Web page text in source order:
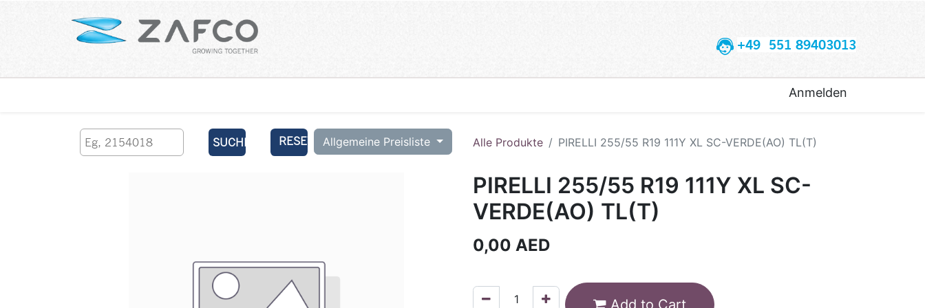
+49 551 89403013
Anmelden
SUCHEN RESET Allgemeine Preisliste Alle Produkte PIRELLI 255/55 R19 111Y XL SC-VERDE(AO) TL(T)
PIRELLI 255/55 R19 111Y XL SC-
VERDE(AO) TL(T)
0,00 AED
Add to Cart